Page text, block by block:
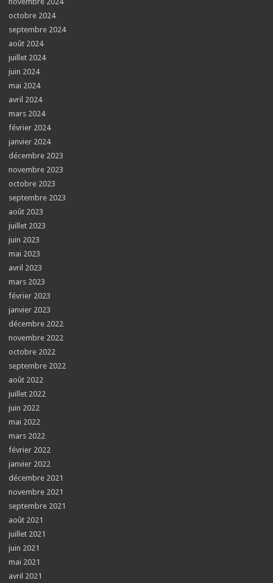
octobre 2024
septembre 2024
août 2024
juillet 2024
juin 2024
mai 2024
avril 2024
mars 2024
février 2024
janvier 2024
décembre 2023
novembre 2023
octobre 2023
septembre 2023
août 2023
juillet 2023
juin 2023
mai 2023
avril 2023
mars 2023
février 2023
janvier 2023
décembre 2022
novembre 2022
octobre 2022
septembre 2022
août 2022
juillet 2022
juin 2022
mai 2022
mars 2022
février 2022
janvier 2022
décembre 2021
novembre 2021
septembre 2021
août 2021
juillet 2021
juin 2021
mai 2021
avril 2021